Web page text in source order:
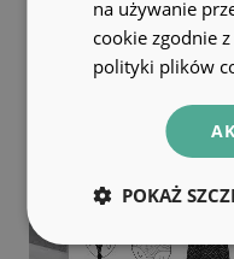
na używanie
cookie zgodnie
polityki plików
POKAŻ